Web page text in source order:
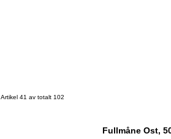
Artikel 41 av totalt 102
Fullmåne Ost,